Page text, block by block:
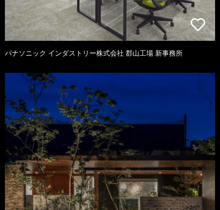
パナソニック インダストリー株式会社 郡山工場 新事務所